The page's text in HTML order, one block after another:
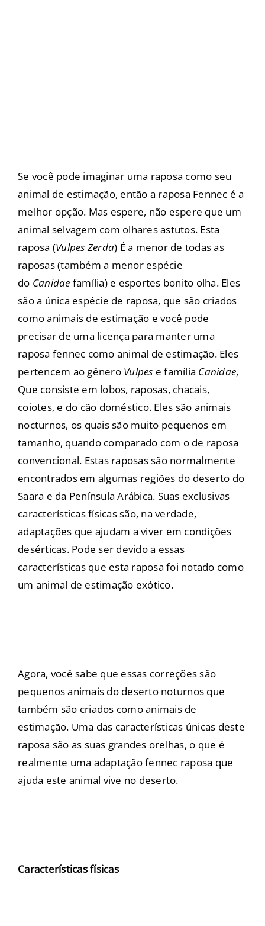
Se você pode imaginar uma raposa como seu
animal de estimação, então a raposa Fennec é a
melhor opção. Mas espere, não espere que um
animal selvagem com olhares astutos. Esta
raposa (Vulpes Zerda) É a menor de todas as
raposas (também a menor espécie
do Canidae família) e esportes bonito olha. Eles
são a única espécie de raposa, que são criados
como animais de estimação e você pode
precisar de uma licença para manter uma
raposa fennec como animal de estimação. Eles
pertencem ao gênero Vulpes e família Canidae,
Que consiste em lobos, raposas, chacais,
coiotes, e do cão doméstico. Eles são animais
nocturnos, os quais são muito pequenos em
tamanho, quando comparado com o de raposa
convencional. Estas raposas são normalmente
encontrados em algumas regiões do deserto do
Saara e da Península Arábica. Suas exclusivas
características físicas são, na verdade,
adaptações que ajudam a viver em condições
desérticas. Pode ser devido a essas
características que esta raposa foi notado como
um animal de estimação exótico.
Agora, você sabe que essas correções são
pequenos animais do deserto noturnos que
também são criados como animais de
estimação. Uma das características únicas deste
raposa são as suas grandes orelhas, o que é
realmente uma adaptação fennec raposa que
ajuda este animal vive no deserto.
Características físicas